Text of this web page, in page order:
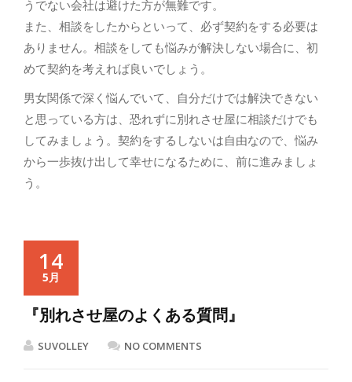
うでない会社は避けた方が無難です。
また、相談をしたからといって、必ず契約をする必要は
ありません。相談をしても悩みが解決しない場合に、初
めて契約を考えれば良いでしょう。
男女関係で深く悩んでいて、自分だけでは解決できない
と思っている方は、恐れずに別れさせ屋に相談だけでも
してみましょう。契約をするしないは自由なので、悩み
から一歩抜け出して幸せになるために、前に進みましょ
う。
14
5月
『別れさせ屋のよくある質問』
SUVOLLEY NO COMMENTS